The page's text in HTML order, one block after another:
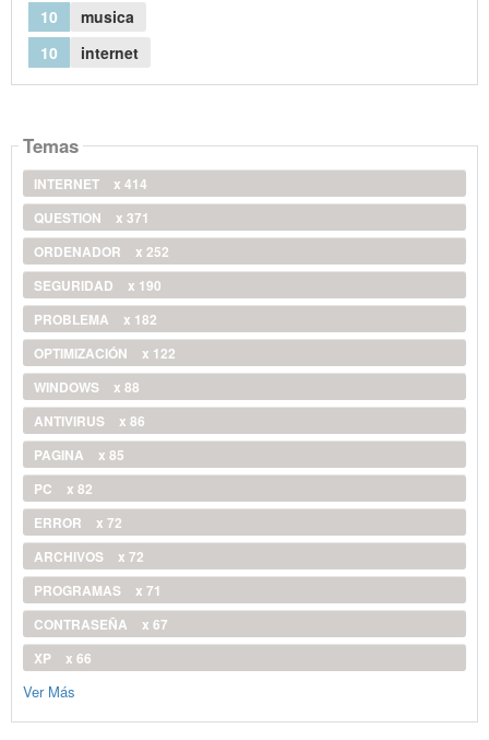
10
musica
10
internet
Temas
INTERNET
x 414
QUESTION
x 371
ORDENADOR
x 252
SEGURIDAD
x 190
PROBLEMA
x 182
OPTIMIZACIÓN
x 122
WINDOWS
x 88
ANTIVIRUS
x 86
PAGINA
x 85
PC
x 82
ERROR
x 72
ARCHIVOS
x 72
PROGRAMAS
x 71
CONTRASEÑA
x 67
XP
x 66
Ver Más